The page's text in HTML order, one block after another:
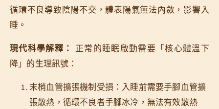
循環不良導致陰陽不交，體表陽氣無法內斂，影響入
睡。
現代科學解釋：
正常的睡眠啟動需要「核心體溫下
降」的生理訊號：
末梢血管擴張機制受損：入睡前需要手腳血管擴
張散熱，循環不良者手腳冰冷，無法有效散熱